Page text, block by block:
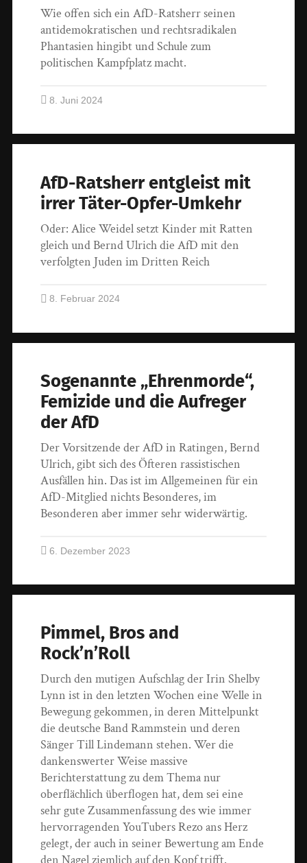
Wie offen sich ein AfD-Ratsherr seinen
antidemokratischen und rechtsradikalen
Phantasien hingibt und Schule zum
politischen Kampfplatz macht.
8. Juni 2024
AfD-Ratsherr entgleist mit
irrer Täter-Opfer-Umkehr
Oder: Alice Weidel setzt Kinder mit Ratten
gleich und Bernd Ulrich die AfD mit den
verfolgten Juden im Dritten Reich
8. Februar 2024
Sogenannte „Ehrenmorde“,
Femizide und die Aufreger
der AfD
Der Vorsitzende der AfD in Ratingen, Bernd
Ulrich, gibt sich des Öfteren rassistischen
Ausfällen hin. Das ist im Allgemeinen für ein
AfD-Mitglied nichts Besonderes, im
Besonderen aber immer sehr widerwärtig.
6. Dezember 2023
Pimmel, Bros and
Rock’n’Roll
Durch den mutigen Aufschlag der Irin Shelby
Lynn ist in den letzten Wochen eine Welle in
Bewegung gekommen, in deren Mittelpunkt
die deutsche Band Rammstein und deren
Sänger Till Lindemann stehen. Wer die
dankenswerter Weise massive
Berichterstattung zu dem Thema nur
oberflächlich überflogen hat, dem sei eine
sehr gute Zusammenfassung des wie immer
hervorragenden YouTubers Rezo ans Herz
gelegt, der auch in seiner Bewertung am Ende